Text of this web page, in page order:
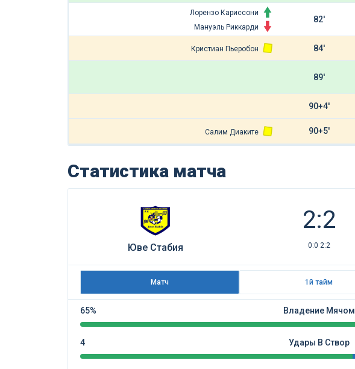
Лорензо Кариссони
Мануэль Риккарди
82'
Кристиан Пьеробон 84'
89'
90+4'
Салим Диаките 90+5'
Статистика матча
Юве Стабия
2:2
0:0 2:2
Матч 1й тайм
65% Владение Мячом
4 Удары В Створ